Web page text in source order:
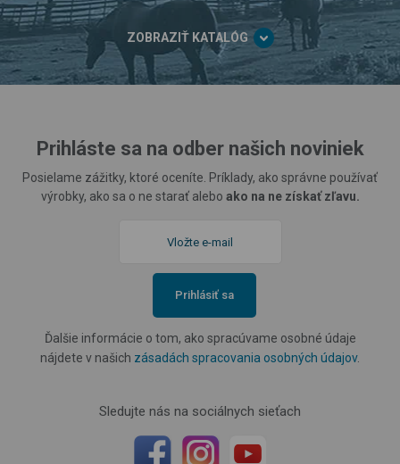
ZOBRAZIŤ KATALÓG
Prihláste sa na odber našich noviniek
Posielame zážitky, ktoré oceníte. Príklady, ako správne používať
výrobky, ako sa o ne starať alebo ako na ne získať zľavu.
Prihlásiť sa
Ďalšie informácie o tom, ako spracúvame osobné údaje
nájdete v našich zásadách spracovania osobných údajov.
Sledujte nás na sociálnych sieťach